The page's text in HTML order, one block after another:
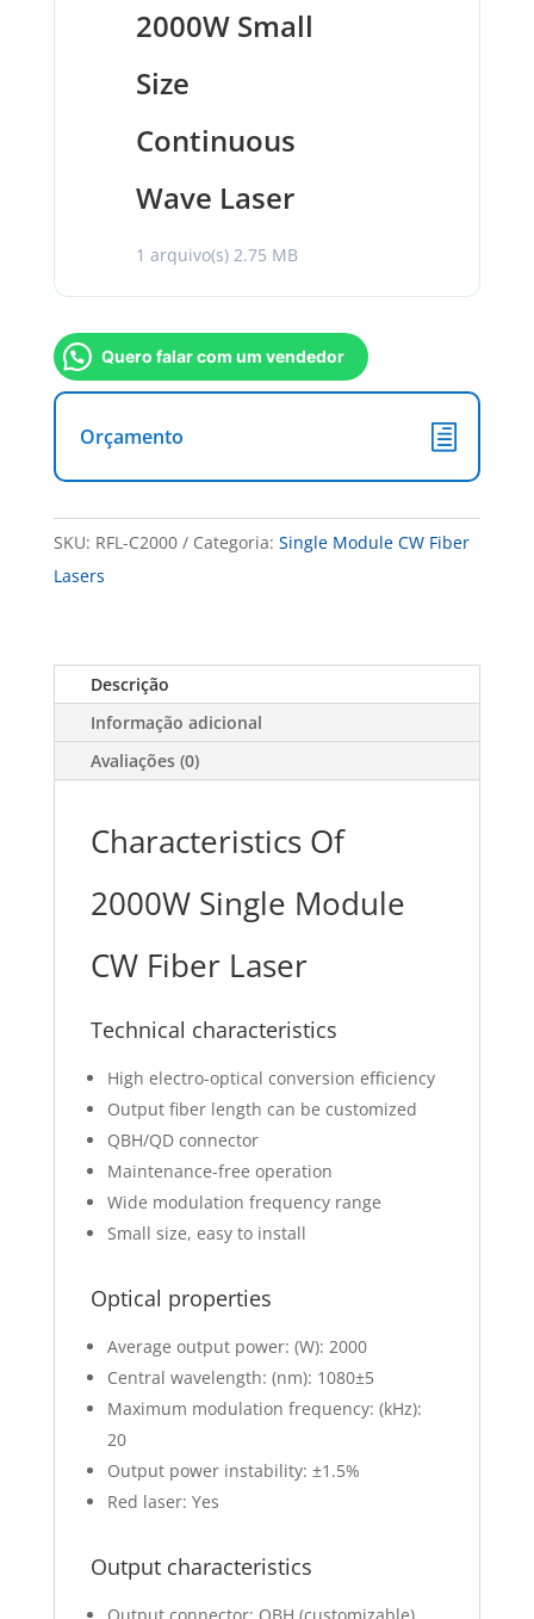
2000W Small
Size
Continuous
Wave Laser
1 arquivo(s) 2.75 MB
Quero falar com um vendedor
Orçamento
SKU: RFL-C2000 Categoria: Single Module CW Fiber
Lasers
Descrição
Informação adicional
Avaliações (0)
Characteristics Of
2000W Single Module
CW Fiber Laser
Technical characteristics
High electro-optical conversion efficiency
Output fiber length can be customized
QBH/QD connector
Maintenance-free operation
Wide modulation frequency range
Small size, easy to install
Optical properties
Average output power: (W): 2000
Central wavelength: (nm): 1080±5
Maximum modulation frequency: (kHz):
20
Output power instability: ±1.5%
Red laser: Yes
Output characteristics